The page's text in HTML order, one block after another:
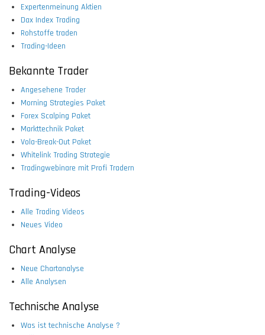
Expertenmeinung Aktien
Dax Index Trading
Rohstoffe traden
Trading-Ideen
Bekannte Trader
Angesehene Trader
Morning Strategies Paket
Forex Scalping Paket
Markttechnik Paket
Vola-Break-Out Paket
Whitelink Trading Strategie
Tradingwebinare mit Profi Tradern
Trading-Videos
Alle Trading Videos
Neues Video
Chart Analyse
Neue Chartanalyse
Alle Analysen
Technische Analyse
Was ist technische Analyse ?